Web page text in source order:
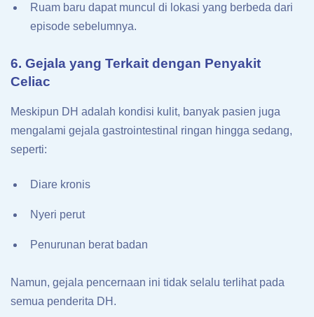
Ruam baru dapat muncul di lokasi yang berbeda dari
episode sebelumnya.
6. Gejala yang Terkait dengan Penyakit
Celiac
Meskipun DH adalah kondisi kulit, banyak pasien juga
mengalami gejala gastrointestinal ringan hingga sedang,
seperti:
Diare kronis
Nyeri perut
Penurunan berat badan
Namun, gejala pencernaan ini tidak selalu terlihat pada
semua penderita DH.